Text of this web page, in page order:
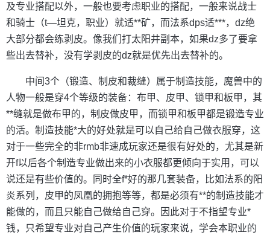
及专业搭配以外，一般也要考虑职业的搭配，一般来说战士
和骑士（t—坦克，职业）就适**矿，而法系dps适***，dz绝
大部分都会练剥皮。像我们打太阳井副本，如果dz多了要拿
些出去替补，没有学剥皮的dz就是优先出去替补的。
中间3个（锻造、制皮和裁缝）属于制造技能，魔兽中的
人物一般是穿4个等级的装备：布甲、皮甲、锁甲和板甲，其
**缝就是做布甲的，制皮做皮甲，而锁甲和板甲都是锻造专业
的活。制造技能*大的好处就是可以自己给自己做衣服穿，这
对于一些完全的非rmb非速成玩家还是很有好处的，尤其是新
开f以后各个制造专业做出来的小衣服都更倾向于实用，可以
说还是有些价值的。同时全f*好的那几套装备，比如法系的阳
炎系列，皮甲的凤凰的拥抱等等，都是必须有**的制造技能才
能做的，而且只能自己做给自己穿。因此对于不指望专业*
钱，只希望专业对自己产生价值的玩家来说，学会本职业的